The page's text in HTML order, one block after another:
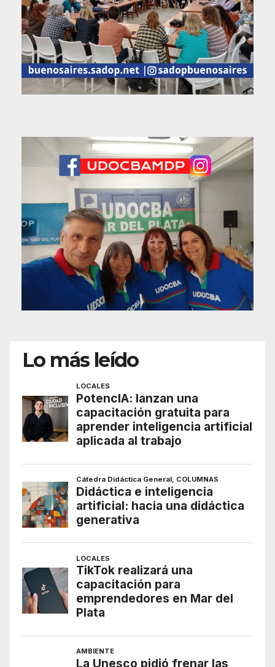
Lo más leído